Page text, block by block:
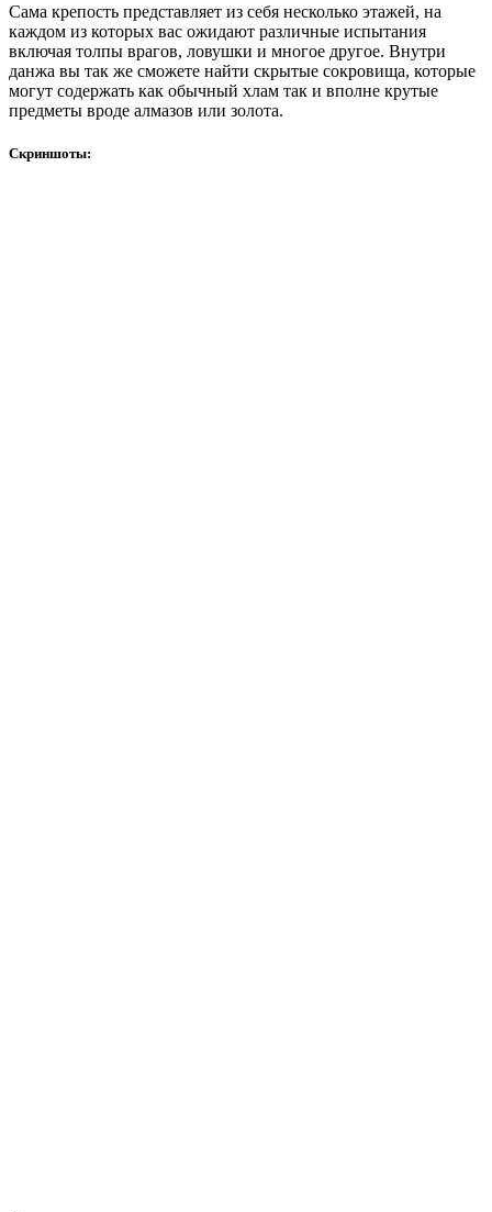
Сама крепость представляет из себя несколько этажей, на
каждом из которых вас ожидают различные испытания
включая толпы врагов, ловушки и многое другое. Внутри
данжа вы так же сможете найти скрытые сокровища, которые
могут содержать как обычный хлам так и вполне крутые
предметы вроде алмазов или золота.
Скриншоты: